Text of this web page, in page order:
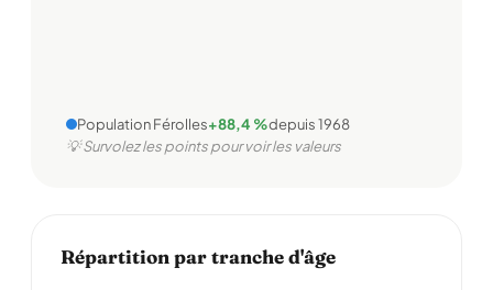
Population Férolles+88,4 %depuis 1968
💡 Survolez les points pour voir les valeurs
Répartition par tranche d'âge